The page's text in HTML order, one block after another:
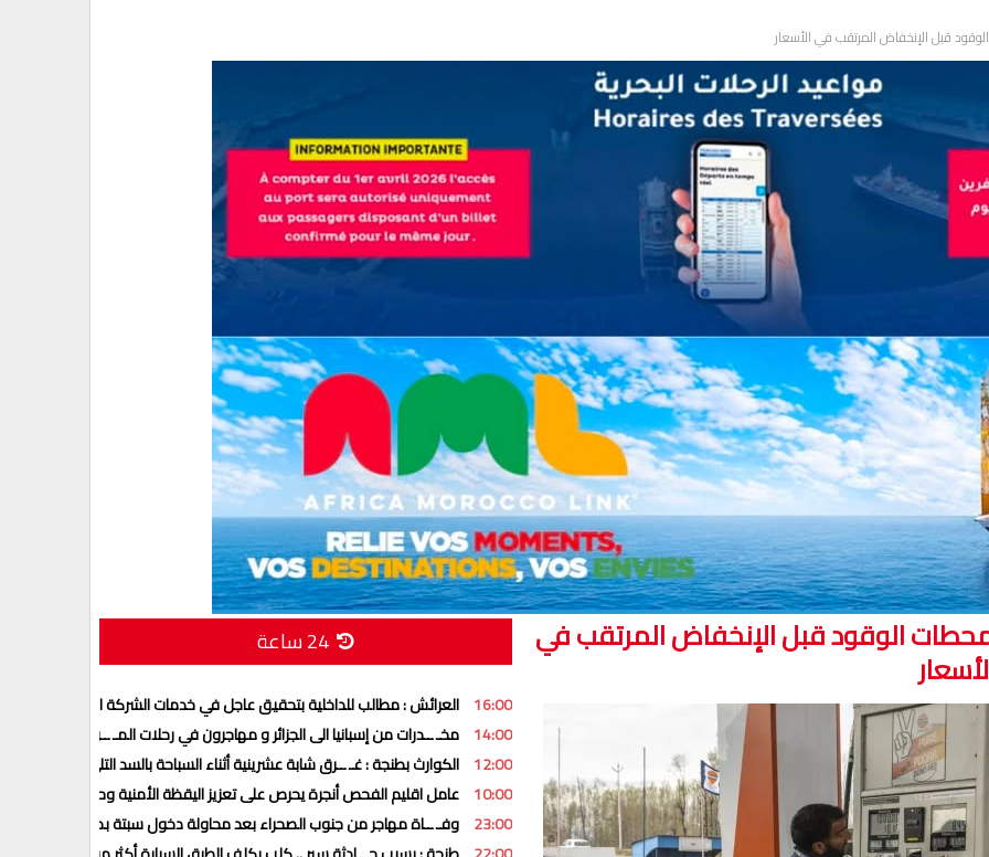
قبل الإنخفاض المرتقب في الأسعار
الوقود قبل الإنخفاض المرتقب في
16:00 العرائش : مطالب للداخلية بتحقيق عاجل في خدمات الشركة الجهوية
14:00 مخـ ــدرات من إسبانيا الى الجزائر و مهاجرون في رحلات المـ ــوت نحو أوروبا
12:00 الكوارث بطنجة : غـ ــرق شابة عشرينية أثناء السباحة بالسد التلي
10:00 عامل اقليم الفحص أنجرة يحرص على تعزيز اليقظة الأمنية وحماية المجتمع
23:00 وفـ ــاة مهاجر من جنوب الصحراء بعد محاولة دخول سبتة بمظلة شراعية